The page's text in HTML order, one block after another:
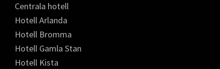
Centrala hotell
Hotell Arlanda
Hotell Bromma
Hotell Gamla Stan
Hotell Kista